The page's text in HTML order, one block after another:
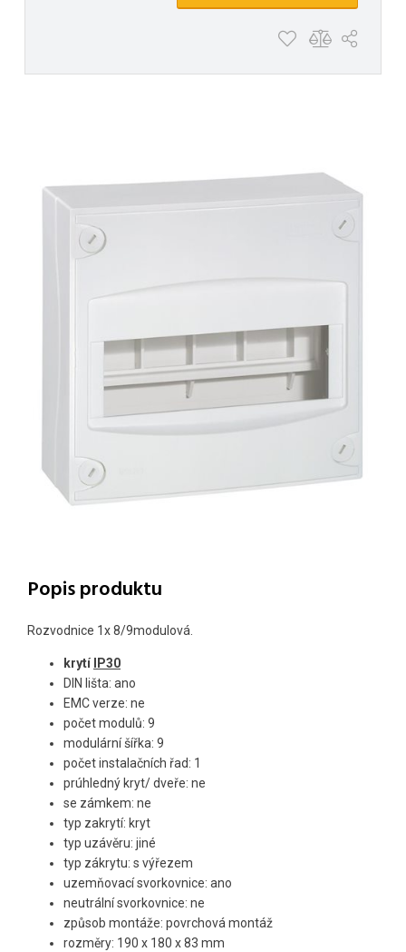
Popis produktu
Rozvodnice 1x 8/9modulová.
krytí IP30
DIN lišta: ano
EMC verze: ne
počet modulů: 9
modulární šířka: 9
počet instalačních řad: 1
prúhledný kryt/ dveře: ne
se zámkem: ne
typ zakrytí: kryt
typ uzávěru: jiné
typ zákrytu: s výřezem
uzemňovací svorkovnice: ano
neutrální svorkovnice: ne
způsob montáže: povrchová montáž
rozměry: 190 x 180 x 83 mm